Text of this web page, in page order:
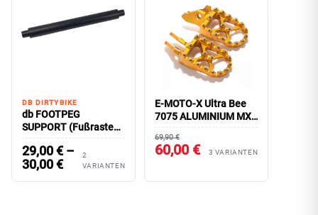
DB DIRTYBIKE
db FOOTPEG
SUPPORT (Fußrasten-
Stabilisator)
29,00€ –
30,00€
2
VARIANTEN
E-MOTO-X Ultra Bee
7075 ALUMINIUM MX-
FOOTPEGS
69,90 €
60,00 € 3 VARIANTEN